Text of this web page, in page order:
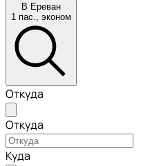
В Ереван
1 пас., эконом
Откуда
Откуда
Куда